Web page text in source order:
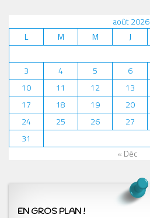
août 2026
L
M M J
3
4 5 6
10
11 12 13
17
18 19 20
24
25 26 27
31
« Déc
EN GROS PLAN !